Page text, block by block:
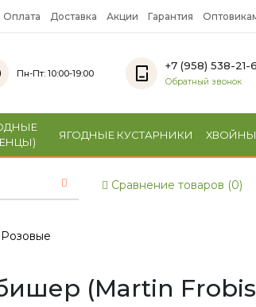
Оплата Доставка Акции Гарантия
Пн-Пт: 10:00-19:00
+7 (958) 538-21-
Обратный звонок
ЯГОДНЫЕ КУСТАРНИКИ
Сравнение товаров (0)
Розовые
(Martin